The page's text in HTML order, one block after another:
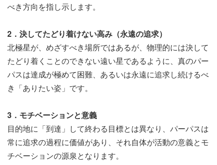
べき方向を指し示します。
2．決してたどり着けない高み（永遠の追求）
北極星が、めざすべき場所ではあるが、物理的には決して
たどり着くことのできない遠い星であるように、真のパー
パスは達成が極めて困難、あるいは永遠に追求し続けるべ
き「ありたい姿」です。
3．モチベーションと意義
目的地に「到達」して終わる目標とは異なり、パーパスは
常に追求の過程に価値があり、それ自体が活動の意義とモ
チベーションの源泉となります。